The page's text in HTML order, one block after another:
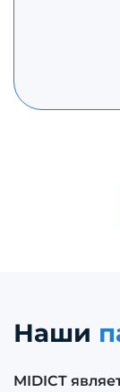
Наши
MIDICT